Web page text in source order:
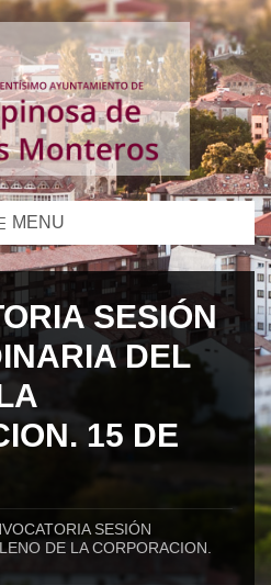
MENU
SESIÓN
DEL
15 DE
SESIÓN
DE LA CORPORACION.